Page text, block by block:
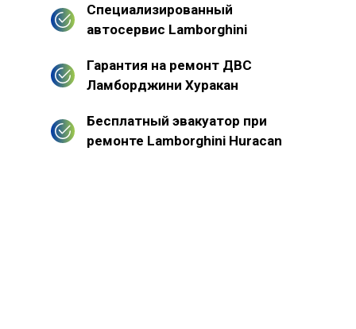
Специализированный
автосервис Lamborghini
Гарантия на ремонт ДВС
Ламборджини Хуракан
Бесплатный эвакуатор при
ремонте Lamborghini Huracan